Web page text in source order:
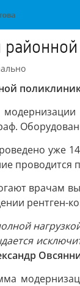
уже
проводится
врачам
рентген-